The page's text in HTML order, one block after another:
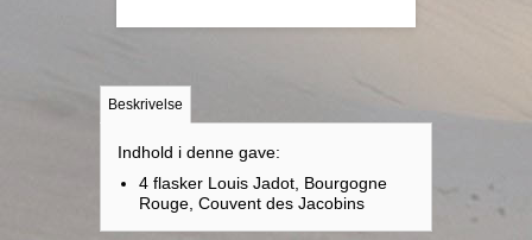
Beskrivelse
Indhold i denne gave:
4 flasker Louis Jadot, Bourgogne
Rouge, Couvent des Jacobins